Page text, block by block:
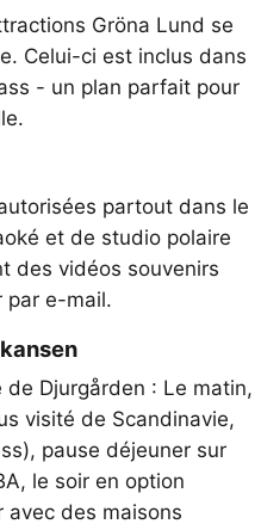
Gröna Lund se
Celui-ci est inclus dans
- un plan parfait pour
partout dans le
et de studio polaire
des vidéos souvenirs
par e-mail.
Djurgården : Le matin,
visité de Scandinavie,
pause déjeuner sur
le soir en option
avec des maisons